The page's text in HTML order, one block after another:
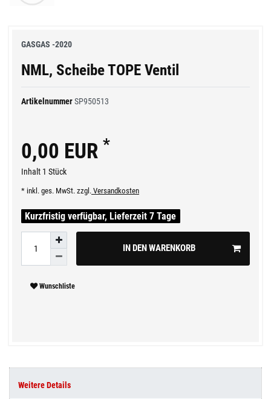
GASGAS -2020
NML, Scheibe TOPE Ventil
ArtikelnummerSP950513
0,00 EUR *
Inhalt 1 Stück
* inkl. ges. MwSt. zzgl. Versandkosten
Kurzfristig verfügbar, Lieferzeit 7 Tage
IN DEN WARENKORB
Wunschliste
Weitere Details